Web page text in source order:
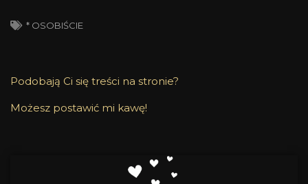
* OSOBIŚCIE
Podobają Ci się treści na stronie?
Możesz postawić mi kawę!